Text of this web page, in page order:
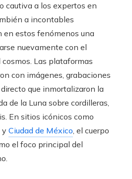
cautiva a los expertos en
a incontables
en estos fenómenos una
nuevamente con el
Las plataformas
con imágenes, grabaciones
que inmortalizaron la
de la Luna sobre cordilleras,
En sitios icónicos como
y Ciudad de México, el cuerpo
el foco principal del